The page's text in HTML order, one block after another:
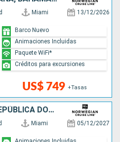
Miami 13/12/2026
US$ 749 +Tasas
Barco Nuevo
Animaciones Incluidas
Paquete WiFi*
Créditos para excursiones
ESTADOS UNIDOS, REPÚBLICA DOMINICANA, BAHAMAS
Miami 05/12/2027